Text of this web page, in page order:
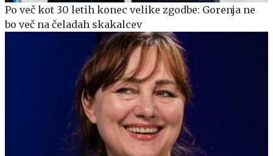
Po več kot 30 letih konec velike zgodbe: Gorenja ne
bo več na čeladah skakalcev